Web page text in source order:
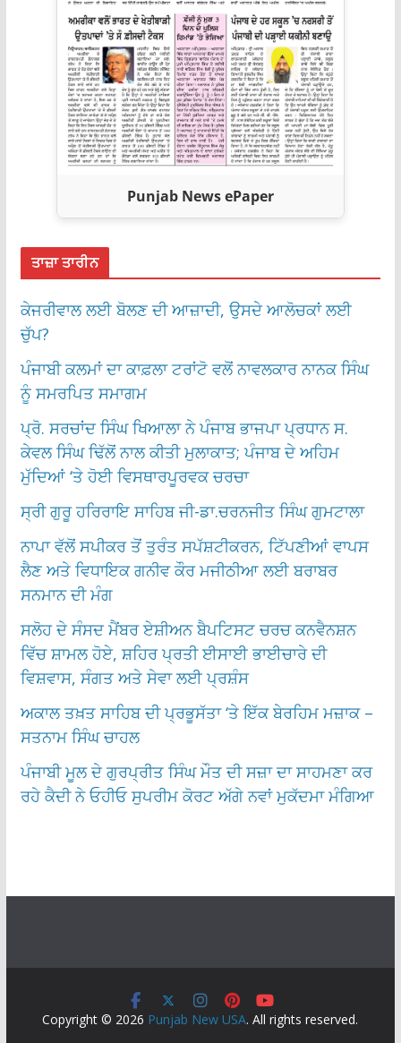
Punjab News ePaper
ਤਾਜ਼ਾ ਤਾਰੀਨ
ਕੇਜਰੀਵਾਲ ਲਈ ਬੋਲਣ ਦੀ ਆਜ਼ਾਦੀ, ਉਸਦੇ ਆਲੋਚਕਾਂ ਲਈ
ਚੁੱਪ?
ਪੰਜਾਬੀ ਕਲਮਾਂ ਦਾ ਕਾਫ਼ਲਾ ਟਰਾਂਟੋ ਵਲੋਂ ਨਾਵਲਕਾਰ ਨਾਨਕ ਸਿੰਘ
ਨੂੰ ਸਮਰਪਿਤ ਸਮਾਗਮ
ਪ੍ਰੋ. ਸਰਚਾਂਦ ਸਿੰਘ ਖਿਆਲਾ ਨੇ ਪੰਜਾਬ ਭਾਜਪਾ ਪ੍ਰਧਾਨ ਸ.
ਕੇਵਲ ਸਿੰਘ ਢਿੱਲੋਂ ਨਾਲ ਕੀਤੀ ਮੁਲਾਕਾਤ; ਪੰਜਾਬ ਦੇ ਅਹਿਮ
ਮੁੱਦਿਆਂ ‘ਤੇ ਹੋਈ ਵਿਸਥਾਰਪੂਰਵਕ ਚਰਚਾ
ਸ੍ਰੀ ਗੁਰੂ ਹਰਿਰਾਇ ਸਾਹਿਬ ਜੀ-ਡਾ.ਚਰਨਜੀਤ ਸਿੰਘ ਗੁਮਟਾਲਾ
ਨਾਪਾ ਵੱਲੋਂ ਸਪੀਕਰ ਤੋਂ ਤੁਰੰਤ ਸਪੱਸ਼ਟੀਕਰਨ, ਟਿੱਪਣੀਆਂ ਵਾਪਸ
ਲੈਣ ਅਤੇ ਵਿਧਾਇਕ ਗਨੀਵ ਕੌਰ ਮਜੀਠੀਆ ਲਈ ਬਰਾਬਰ
ਸਨਮਾਨ ਦੀ ਮੰਗ
ਸਲੋਹ ਦੇ ਸੰਸਦ ਮੈਂਬਰ ਏਸ਼ੀਅਨ ਬੈਪਟਿਸਟ ਚਰਚ ਕਨਵੈਨਸ਼ਨ
ਵਿੱਚ ਸ਼ਾਮਲ ਹੋਏ, ਸ਼ਹਿਰ ਪ੍ਰਤੀ ਈਸਾਈ ਭਾਈਚਾਰੇ ਦੀ
ਵਿਸ਼ਵਾਸ, ਸੰਗਤ ਅਤੇ ਸੇਵਾ ਲਈ ਪ੍ਰਸ਼ੰਸ
ਅਕਾਲ ਤਖ਼ਤ ਸਾਹਿਬ ਦੀ ਪ੍ਰਭੂਸੱਤਾ ‘ਤੇ ਇੱਕ ਬੇਰਹਿਮ ਮਜ਼ਾਕ –
ਸਤਨਾਮ ਸਿੰਘ ਚਾਹਲ
ਪੰਜਾਬੀ ਮੂਲ ਦੇ ਗੁਰਪ੍ਰੀਤ ਸਿੰਘ ਮੌਤ ਦੀ ਸਜ਼ਾ ਦਾ ਸਾਹਮਣਾ ਕਰ
ਰਹੇ ਕੈਦੀ ਨੇ ਓਹੀਓ ਸੁਪਰੀਮ ਕੋਰਟ ਅੱਗੇ ਨਵਾਂ ਮੁਕੱਦਮਾ ਮੰਗਿਆ
Copyright © 2026 Punjab New USA. All rights reserved.